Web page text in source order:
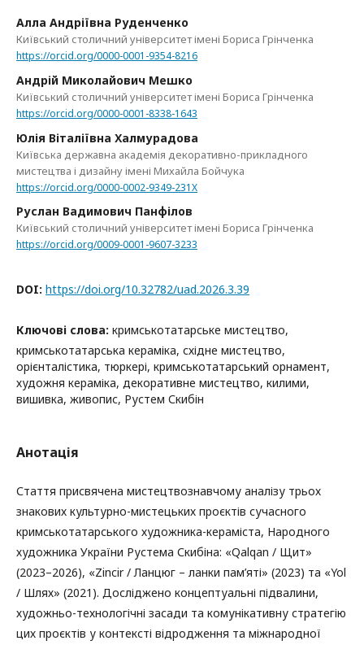
Алла Андріївна Руденченко
Київський столичний університет імені Бориса Грінченка
https://orcid.org/0000-0001-9354-8216
Андрій Миколайович Мешко
Київський столичний університет імені Бориса Грінченка
https://orcid.org/0000-0001-8338-1643
Юлія Віталіївна Халмурадова
Київська державна академія декоративно-прикладного
мистецтва і дизайну імені Михайла Бойчука
https://orcid.org/0000-0002-9349-231X
Руслан Вадимович Панфілов
Київський столичний університет імені Бориса Грінченка
https://orcid.org/0009-0001-9607-3233
DOI: https://doi.org/10.32782/uad.2026.3.39
Ключові слова: кримськотатарське мистецтво,
кримськотатарська кераміка, східне мистецтво,
орієнталістика, тюркері, кримськотатарський орнамент,
художня кераміка, декоративне мистецтво, килими,
вишивка, живопис, Рустем Скибін
Анотація
Стаття присвячена мистецтвознавчому аналізу трьох
знакових культурно-мистецьких проєктів сучасного
кримськотатарського художника-кераміста, Народного
художника України Рустема Скибіна: «Qalqan / Щит»
(2023–2026), «Zincir / Ланцюг – ланки пам’яті» (2023) та «Yol
/ Шлях» (2021). Досліджено концептуальні підвалини,
художньо-технологічні засади та комунікативну стратегію
цих проєктів у контексті відродження та міжнародної